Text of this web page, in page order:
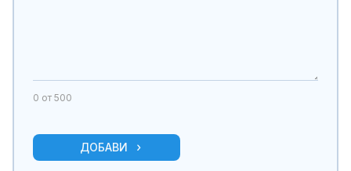
0 от 500
ДОБАВИ